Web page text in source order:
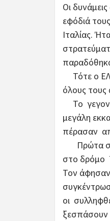
Οι
εφόδιά
Ιταλίας.
Τότε ο
όλους τους
Το
μεγάλη
πέρασαν
Πρώτα
στο δρόμο
Τον
οι
ξεσπάσουν